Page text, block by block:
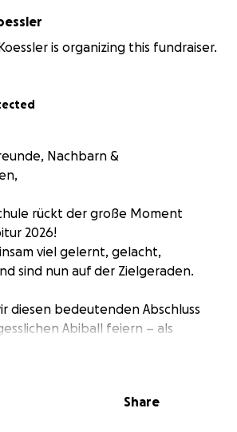
is organizing this fundraiser.
Nachbarn &
rückt der große Moment
2026!
viel gelernt, gelacht,
sind nun auf der Zielgeraden.
diesen bedeutenden Abschluss
Abiball feiern – als
gemeinsame Zeit, als Abschied
kostet!
Share